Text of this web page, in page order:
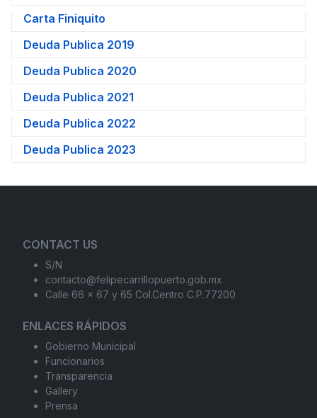
Carta Finiquito
Deuda Publica 2019
Deuda Publica 2020
Deuda Publica 2021
Deuda Publica 2022
Deuda Publica 2023
CONTACT US
S/N
contacto@felipecarrillopuerto.gob.mx
Calle 66 x 67 y 65 Col.Centro C.P.77200
ENLACES RÁPIDOS
Gobierno Municipal
Funcionarios
Transparencia
Gallery
Prensa